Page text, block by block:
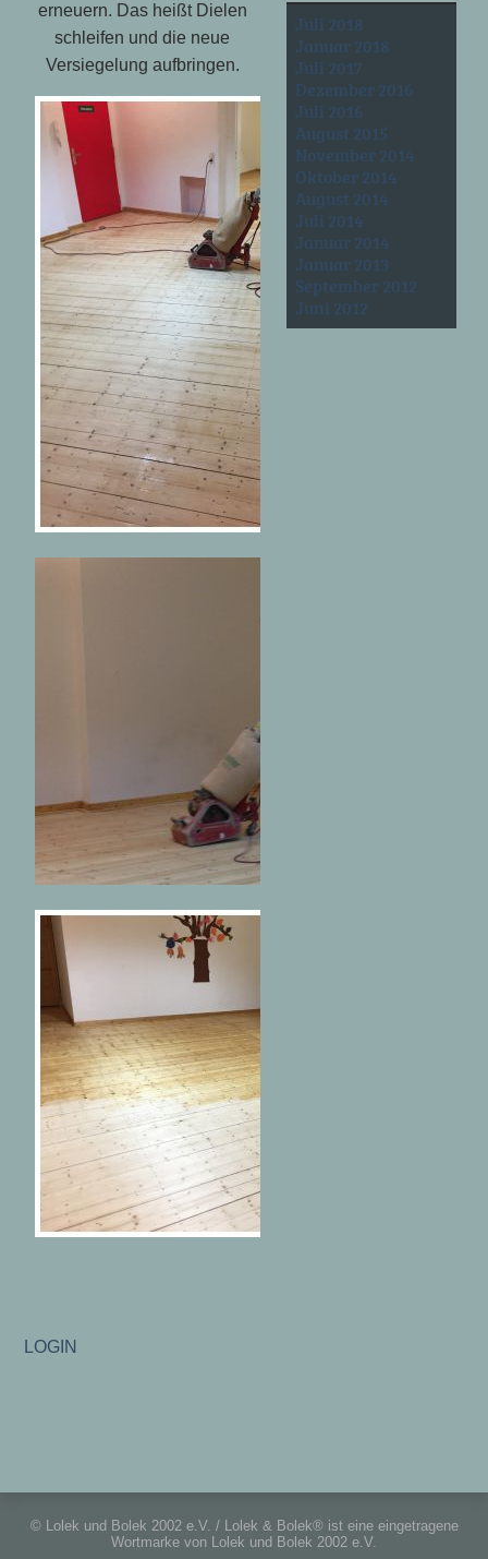
erneuern. Das heißt Dielen
schleifen und die neue
Versiegelung aufbringen.
Juli 2018
Januar 2018
Juli 2017
Dezember 2016
Juli 2016
August 2015
November 2014
Oktober 2014
August 2014
Juli 2014
Januar 2014
Januar 2013
September 2012
Juni 2012
LOGIN
© Lolek und Bolek 2002 e.V. / Lolek & Bolek® ist eine eingetragene
Wortmarke von Lolek und Bolek 2002 e.V.